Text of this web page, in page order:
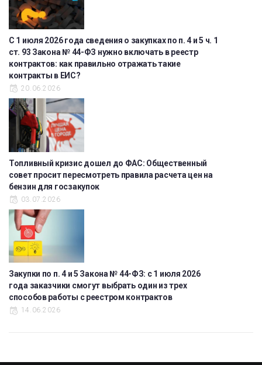
С 1 июля 2026 года сведения о закупках по п. 4 и 5 ч. 1
ст. 93 Закона № 44-ФЗ нужно включать в реестр
контрактов: как правильно отражать такие
контракты в ЕИС?
20.06.2026
Топливный кризис дошел до ФАС: Общественный
совет просит пересмотреть правила расчета цен на
бензин для госзакупок
03.07.2026
Закупки по п. 4 и 5 Закона № 44-ФЗ: с 1 июля 2026
года заказчики смогут выбрать один из трех
способов работы с реестром контрактов
14.06.2026